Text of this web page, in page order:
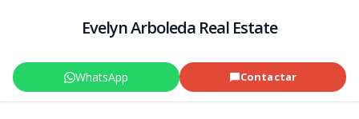
Evelyn Arboleda Real Estate
WhatsApp Contactar